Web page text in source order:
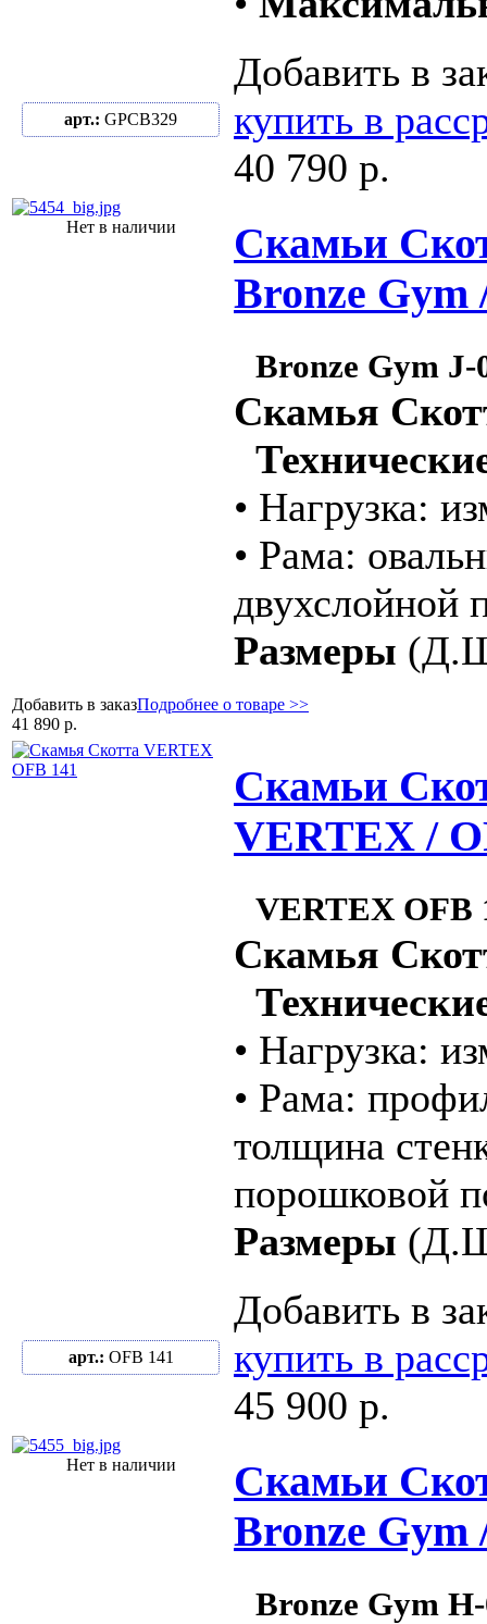
арт.: GPCB329
Добавить в
купить в
40 790 р.
Нет в наличии
Скамьи
Bronze Gym
Bronze Gym J-
Скамья
• Нагрузка:
• Рама:
двухслойной
Размеры
Добавить в заказПодробнее о товаре >>
41 890 р.
Скамьи
VERTEX /
VERTEX OFB
Скамья
• Нагрузка:
• Рама:
толщина
порошковой
Размеры
арт.: OFB 141
Добавить в
купить в
45 900 р.
Нет в наличии
Скамьи
Bronze Gym
Bronze Gym